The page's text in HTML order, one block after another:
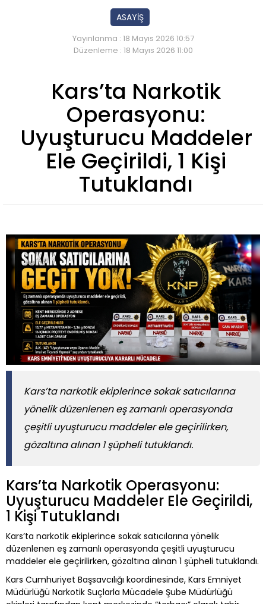
ASAYİŞ
Yayınlanma : 18 Mayıs 2026 10:57
Düzenleme : 18 Mayıs 2026 11:00
Kars’ta Narkotik
Operasyonu:
Uyuşturucu Maddeler
Ele Geçirildi, 1 Kişi
Tutuklandı
Kars’ta narkotik ekiplerince sokak satıcılarına
yönelik düzenlenen eş zamanlı operasyonda
çeşitli uyuşturucu maddeler ele geçirilirken,
gözaltına alınan 1 şüpheli tutuklandı.
Kars’ta Narkotik Operasyonu:
Uyuşturucu Maddeler Ele Geçirildi,
1 Kişi Tutuklandı
Kars’ta narkotik ekiplerince sokak satıcılarına yönelik
düzenlenen eş zamanlı operasyonda çeşitli uyuşturucu
maddeler ele geçirilirken, gözaltına alınan 1 şüpheli tutuklandı.
Kars Cumhuriyet Başsavcılığı koordinesinde, Kars Emniyet
Müdürlüğü Narkotik Suçlarla Mücadele Şube Müdürlüğü